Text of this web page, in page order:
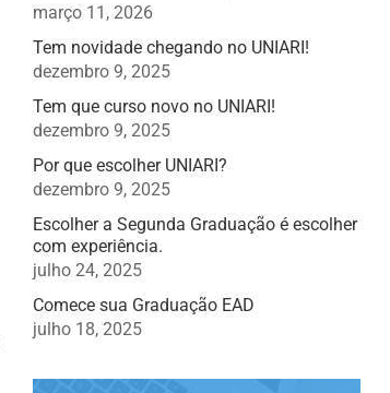
março 11, 2026
Tem novidade chegando no UNIARI!
dezembro 9, 2025
Tem que curso novo no UNIARI!
dezembro 9, 2025
Por que escolher UNIARI?
dezembro 9, 2025
Escolher a Segunda Graduação é escolher
com experiência.
julho 24, 2025
Comece sua Graduação EAD
julho 18, 2025